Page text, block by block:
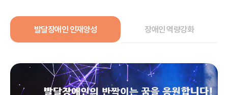
발달장애인 인재양성 장애인 역량강화